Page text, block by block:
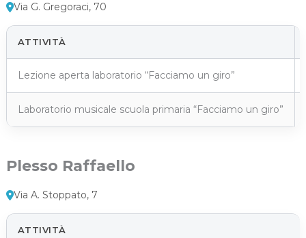
Via G. Gregoraci, 70
ATTIVITÀ
Lezione aperta laboratorio “Facciamo un giro”
Laboratorio musicale scuola primaria “Facciamo un giro”
Plesso Raffaello
Via A. Stoppato, 7
ATTIVITÀ